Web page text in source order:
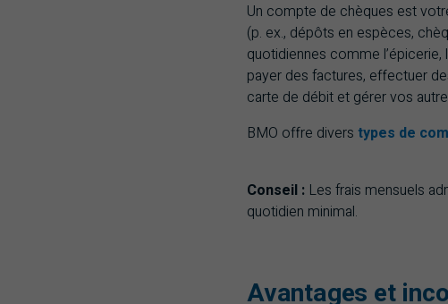
Un compte de chèques est
(p. ex., dépôts en espèces,
quotidiennes comme
payer des factures, effectuer
carte de débit et gérer vos
BMO offre divers types de
Conseil : Les frais mensuels
quotidien minimal.
Avantages et